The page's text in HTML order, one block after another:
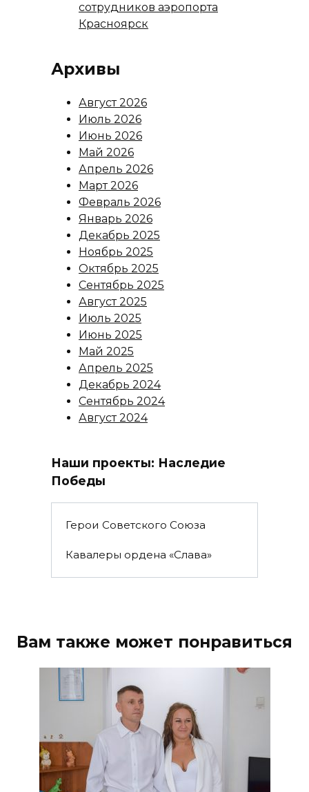
сотрудников аэропорта
Красноярск
Архивы
Август 2026
Июль 2026
Июнь 2026
Май 2026
Апрель 2026
Март 2026
Февраль 2026
Январь 2026
Декабрь 2025
Ноябрь 2025
Октябрь 2025
Сентябрь 2025
Август 2025
Июль 2025
Июнь 2025
Май 2025
Апрель 2025
Декабрь 2024
Сентябрь 2024
Август 2024
Наши проекты: Наследие
Победы
Герои Советского Союза
Кавалеры ордена «Слава»
Вам также может понравиться